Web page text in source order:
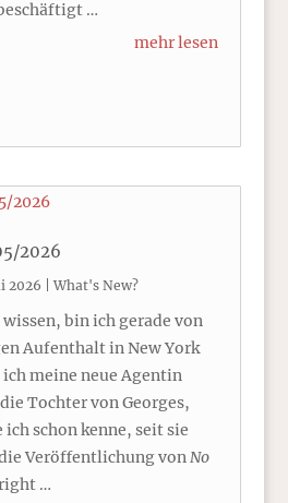
…
mehr lesen
2026
2026 |What's New?
bin ich gerade von
Aufenthalt in New York
meine neue Agentin
Tochter von Georges,
schon kenne, seit sie
Veröffentlichung vonNo
…